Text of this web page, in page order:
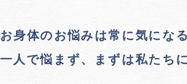
お身体のお悩みは常に気にな
一人で悩まず、
まずは私たちに